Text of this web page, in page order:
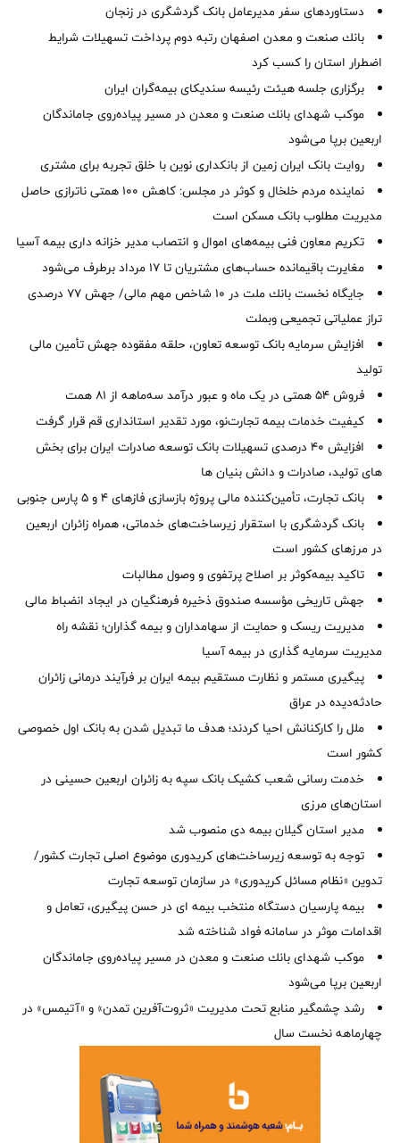
دستاوردهای سفر مدیرعامل بانک گردشگری در زنجان
بانك صنعت و معدن اصفهان رتبه دوم پرداخت تسهیلات شرایط
اضطرار استان را كسب كرد
برگزاری جلسه هیئت رئیسه سندیکای بیمه‌گران ایران
موكب شهدای بانك صنعت و معدن در مسیر پیاده‌روی جاماندگان
اربعین برپا می‌شود
روایت بانک ایران زمین از بانکداری نوین با خلق تجربه برای مشتری
نماینده مردم خلخال و کوثر در مجلس: کاهش ۱۰۰ همتی ناترازی حاصل
مدیریت مطلوب بانک مسکن است
تکریم معاون فنی بیمه‌های اموال و انتصاب مدیر خزانه داری بیمه آسیا
مغایرت‌ باقیمانده حساب‌های مشتریان تا ۱۷ مرداد برطرف می‌شود
جایگاه نخست بانك ملت در 10 شاخص مهم مالی/ جهش 77 درصدی
تراز عملیاتی تجمیعی وبملت
افزایش سرمایه بانک توسعه تعاون، حلقه مفقوده جهش تأمین مالی
تولید
فروش 54 همتی در یک ماه و عبور درآمد سه‌ماهه از 81 همت
کیفیت خدمات بیمه تجارت‌نو، مورد تقدیر استانداری قم قرار گرفت
افزایش 40 درصدی تسهیلات بانک توسعه صادرات ایران برای بخش
های تولید، صادرات و دانش بنیان ها
بانک تجارت، تأمین‌کننده مالی پروژه بازسازی فازهای ۴ و ۵ پارس جنوبی
بانک گردشگری با استقرار زیرساخت‌های خدماتی، همراه زائران اربعین
در مرزهای کشور است
تاکید بیمه‌کوثر بر اصلاح پرتفوی و وصول مطالبات ‌
جهش تاریخی مؤسسه صندوق ذخیره فرهنگیان در ایجاد انضباط مالی
مدیریت ریسک و حمایت از سهامداران و بیمه گذاران؛ نقشه راه
مدیریت سرمایه گذاری در بیمه آسیا
پیگیری مستمر و نظارت مستقیم بیمه ایران بر فرآیند درمانی زائران
حادثه‌دیده در عراق
ملل را کارکنانش احیا کردند؛ هدف ما تبدیل شدن به بانک اول خصوصی
کشور است
خدمت رسانی شعب کشیک بانک سپه به زائران اربعین حسینی در
استان‌‌های مرزی
‌مدیر استان گیلان بیمه دی منصوب شد
توجه به توسعه زیرساخت‌های کریدوری موضوع اصلی تجارت کشور/
تدوین «نظام مسائل کریدوری» در سازمان توسعه تجارت
بیمه پارسیان دستگاه منتخب بیمه ای در حسن پیگیری، تعامل و
اقدامات موثر در سامانه فواد شناخته شد
موكب شهدای بانك صنعت و معدن در مسیر پیاده‌روی جاماندگان
اربعین برپا می‌شود
رشد چشمگیر منابع تحت مدیریت «ثروت‌آفرین تمدن» و «آتیمس» در
چهارماهه نخست سال